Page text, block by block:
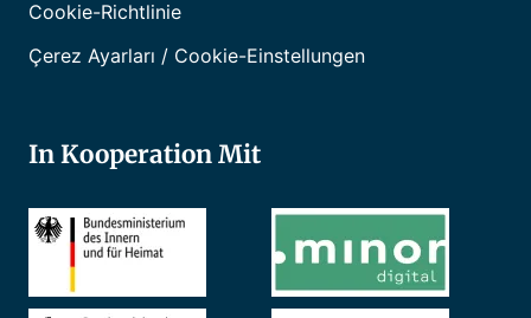
Cookie-Richtlinie
Çerez Ayarları / Cookie-Einstellungen
In Kooperation Mit